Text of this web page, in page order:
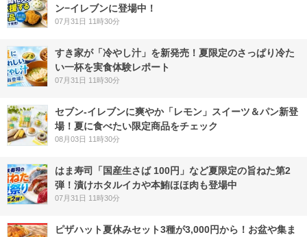
ン−イレブンに登場中！
07月31日 11時30分
すき家が「冷やし汁」を新発売！夏限定のさっぱり冷た
い一杯を実食体験レポート
07月31日 11時30分
セブン‐イレブンに爽やか「レモン」スイーツ＆パン新登
場！夏に食べたい限定商品をチェック
08月03日 11時30分
はま寿司「国産生さば 100円」など夏限定の旨ねた第2
弾！漬けホタルイカや本鮪ほほ肉も登場中
07月31日 11時30分
ピザハット夏休みセット3種が3,000円から！お盆や集ま